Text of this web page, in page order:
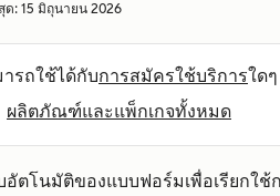
ด: 15 มิถุนายน 2026
รถใช้ได้กับการสมัครใช้บริการใด
ผลิตภัณฑ์และแพ็กเกจทั้งหมด
อัตโนมัติของแบบฟอร์มเพื่อเรียกใ